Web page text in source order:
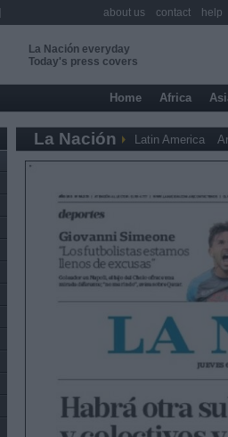
La Nación everyday
Today's press covers
Home Africa
La Nación Latin America
about us contact help